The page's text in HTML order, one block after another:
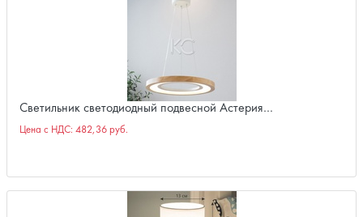
Светильник светодиодный подвесной Астерия…
Цена с НДС: 482,36 руб.